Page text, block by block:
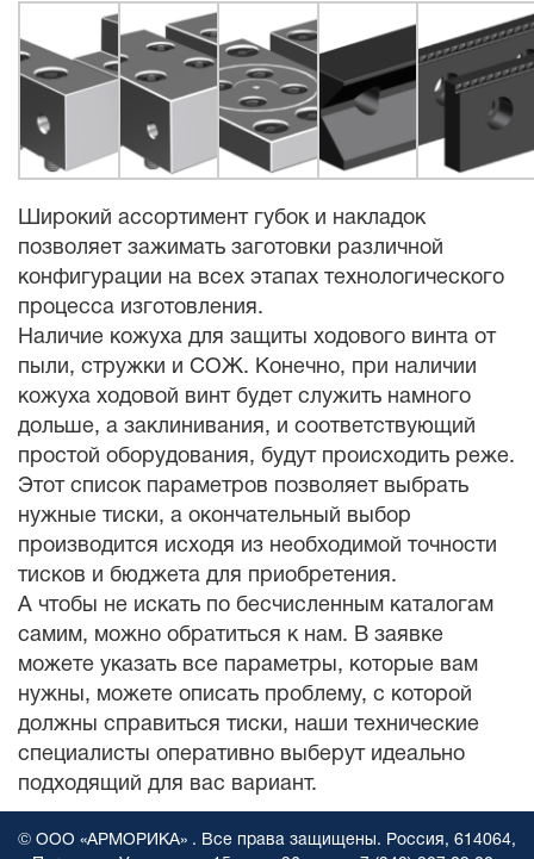
Широкий ассортимент губок и накладок
позволяет зажимать заготовки различной
конфигурации на всех этапах технологического
процесса изготовления.
Наличие кожуха для защиты ходового винта от
пыли, стружки и СОЖ. Конечно, при наличии
кожуха ходовой винт будет служить намного
дольше, а заклинивания, и соответствующий
простой оборудования, будут происходить реже.
Этот список параметров позволяет выбрать
нужные тиски, а окончательный выбор
производится исходя из необходимой точности
тисков и бюджета для приобретения.
А чтобы не искать по бесчисленным каталогам
самим, можно обратиться к нам. В заявке
можете указать все параметры, которые вам
нужны, можете описать проблему, с которой
должны справиться тиски, наши технические
специалисты оперативно выберут идеально
подходящий для вас вариант.
© ООО «АРМОРИКА» . Все права защищены. Россия, 614064,